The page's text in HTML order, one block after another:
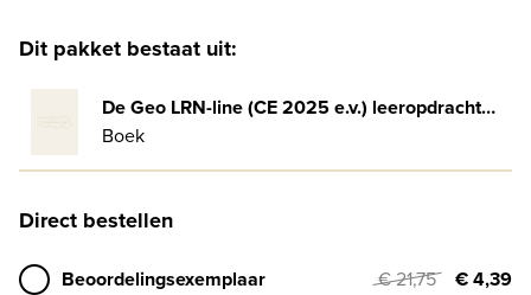
Dit pakket bestaat uit:
De Geo LRN-line (CE 2025 e.v.) leeropdrachtenboek havo Brazilië (23)
Boek
Direct bestellen
Beoordelingsexemplaar € 21,75
€ 4,39